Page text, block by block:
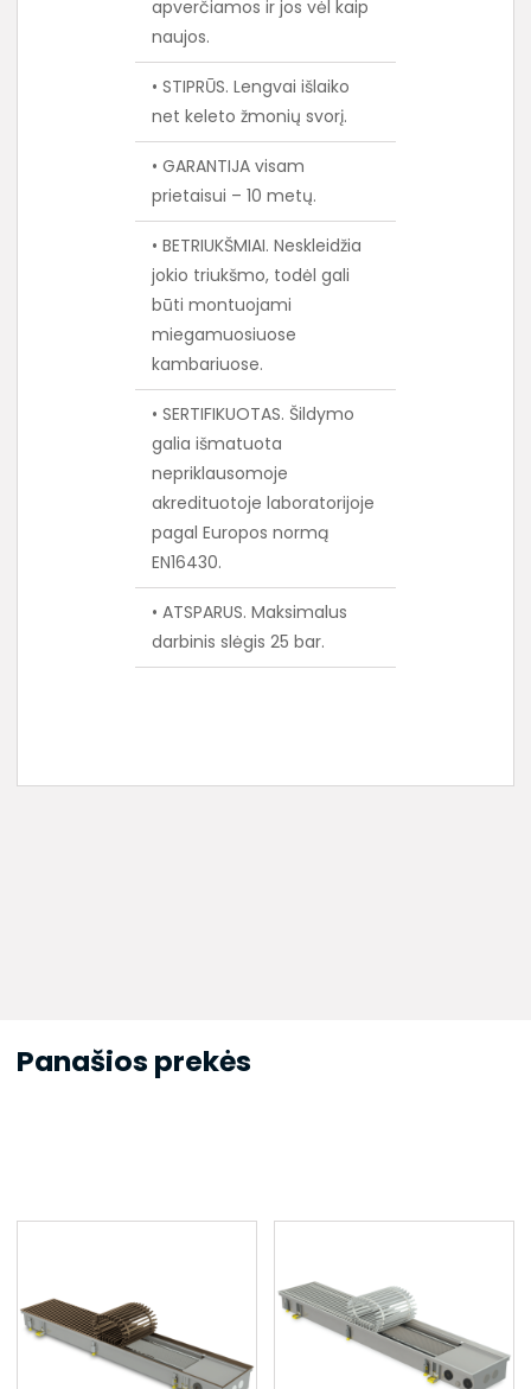
apverčiamos ir jos vėl kaip
naujos.
• STIPRŪS. Lengvai išlaiko
net keleto žmonių svorį.
• GARANTIJA visam
prietaisui – 10 metų.
• BETRIUKŠMIAI. Neskleidžia
jokio triukšmo, todėl gali
būti montuojami
miegamuosiuose
kambariuose.
• SERTIFIKUOTAS. Šildymo
galia išmatuota
nepriklausomoje
akredituotoje laboratorijoje
pagal Europos normą
EN16430.
• ATSPARUS. Maksimalus
darbinis slėgis 25 bar.
Panašios prekės